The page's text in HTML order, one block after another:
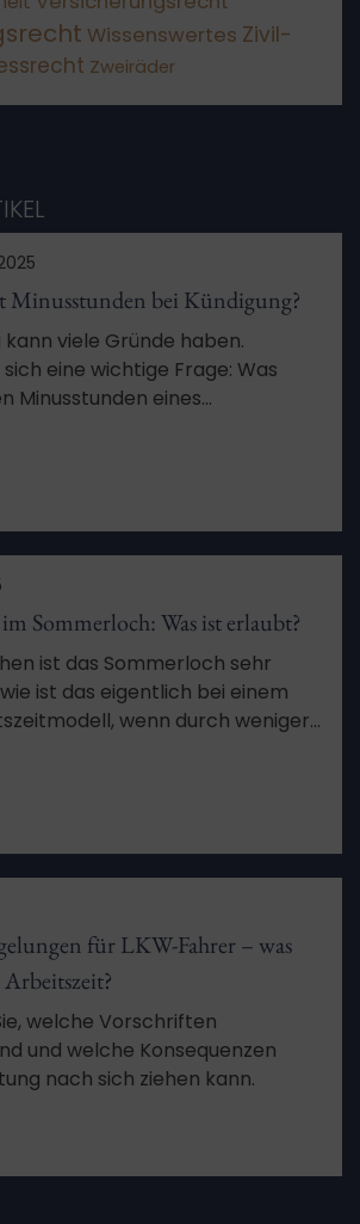
Wissenswertes Zivil-
Zweiräder
Minusstunden bei Kündigung?
kann viele Gründe haben.
eine wichtige Frage: Was
Minusstunden eines
Sommerloch: Was ist erlaubt?
ist das Sommerloch sehr
ist das eigentlich bei einem
wenn durch weniger
für LKW-Fahrer – was
welche Vorschriften
und welche Konsequenzen
nach sich ziehen kann.